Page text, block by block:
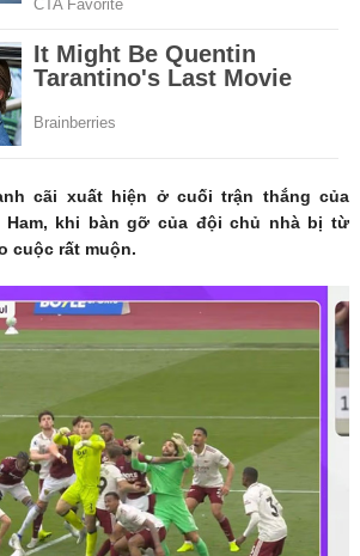
cãi xuất hiện ở cuối trận thắng của
Ham, khi bàn gỡ của đội chủ nhà bị từ
cuộc rất muộn.